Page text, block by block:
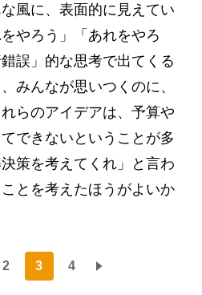
風に、表面的に見えてい
やろう」「あれをやろ
誤」的な思考で出てくる
みんなが思いつくのに、
らのアイデアは、予算や
できないということが多
策を考えてくれ」と言わ
とを考えたほうがよいか
2 3 4